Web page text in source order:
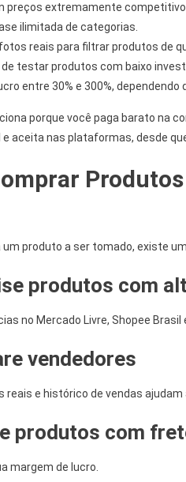
preços extremamente
ilimitada de categorias.
reais para filtrar produtos de
de testar produtos com baixo
entre 30% e 300%, dependendo
porque você paga barato na
aceita nas plataformas, desde
um produto a ser tomado, existe
produtos com
no Mercado Livre, Shopee
vendedores
reais e histórico de vendas
produtos com
margem de lucro.